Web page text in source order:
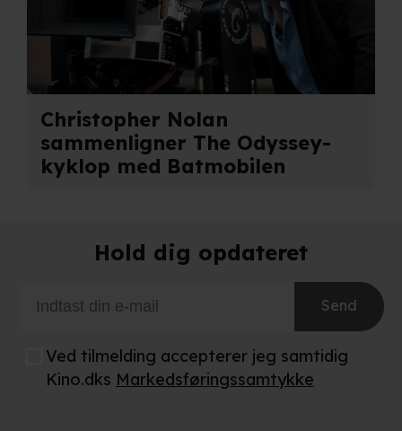
Christopher Nolan
sammenligner The Odyssey-
kyklop med Batmobilen
Hold dig opdateret
Send
Ved tilmelding accepterer jeg samtidig
Kino.dks Markedsføringssamtykke